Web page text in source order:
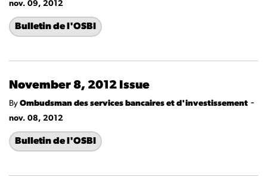
nov. 09, 2012
Bulletin de l'OSBI
November 8, 2012 Issue
By Ombudsman des services bancaires et d'investissement -
nov. 08, 2012
Bulletin de l'OSBI